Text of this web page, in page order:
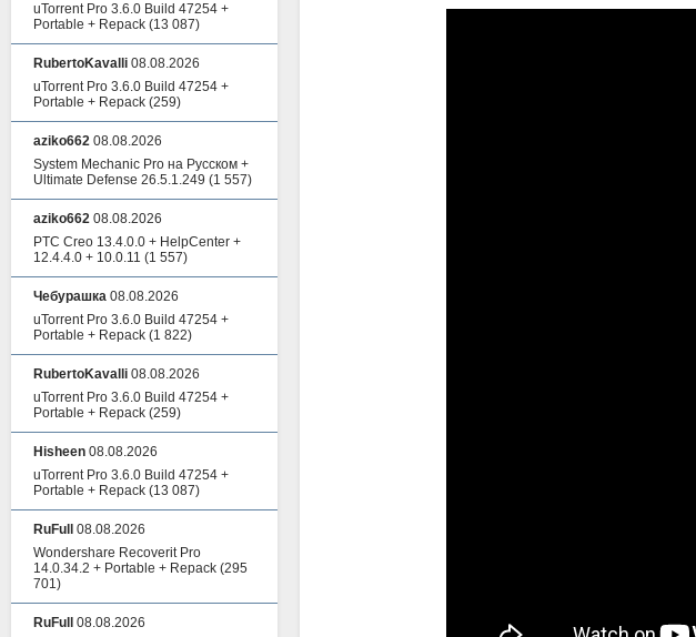
uTorrent Pro 3.6.0 Build 47254 +
Portable + Repack (13 087)
RubertoKavalli 08.08.2026
uTorrent Pro 3.6.0 Build 47254 +
Portable + Repack (259)
aziko662 08.08.2026
System Mechanic Pro на Русском +
Ultimate Defense 26.5.1.249 (1 557)
aziko662 08.08.2026
PTC Creo 13.4.0.0 + HelpCenter +
12.4.4.0 + 10.0.11 (1 557)
Чебурашка 08.08.2026
uTorrent Pro 3.6.0 Build 47254 +
Portable + Repack (1 822)
RubertoKavalli 08.08.2026
uTorrent Pro 3.6.0 Build 47254 +
Portable + Repack (259)
Hisheen 08.08.2026
uTorrent Pro 3.6.0 Build 47254 +
Portable + Repack (13 087)
RuFull
08.08.2026
Wondershare Recoverit Pro
14.0.34.2 + Portable + Repack (295
701)
RuFull
08.08.2026